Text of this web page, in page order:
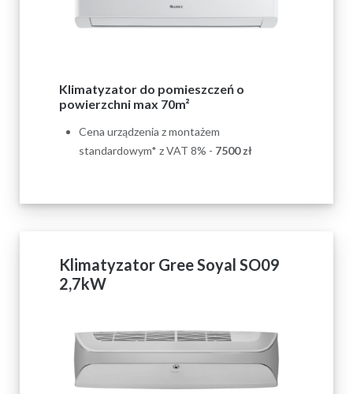
Klimatyzator do pomieszczeń o
powierzchni max 70m²
Cena urządzenia z montażem
standardowym* z VAT 8% - 7500 zł
Klimatyzator Gree Soyal SO09
2,7kW